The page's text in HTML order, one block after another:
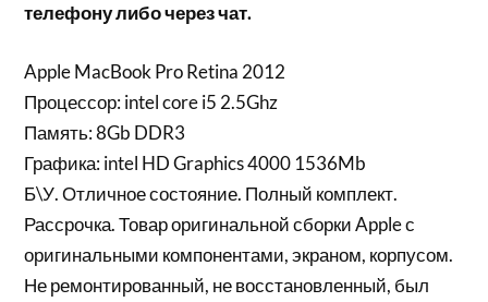
телефону либо через чат.
Apple MacBook Pro Retina 2012
Процессор: intel core i5 2.5Ghz
Память: 8Gb DDR3
Графика: intel HD Graphics 4000 1536Mb
Б\У. Отличное состояние. Полный комплект.
Рассрочка. Товар оригинальной сборки Apple с
оригинальными компонентами, экраном, корпусом.
Не ремонтированный, не восстановленный, был